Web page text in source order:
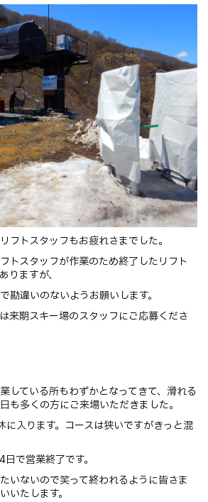
フトスタッフもお疲れさまでした。
トスタッフが作業のため終了したリフト
りますが、
勘違いのないようお願いします。
来期スキー場のスタッフにご応募くださ
している所もわずかとなってきて、滑れる
も多くの方にご来場いただきました。
に入ります。コースは狭いですがきっと混
で営業終了です。
いないので笑って終われるように皆さま
いたします。